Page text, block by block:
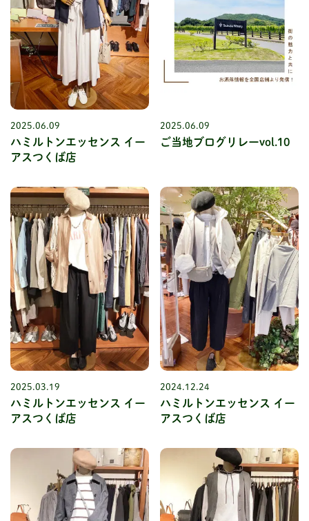
2025.06.09
ハミルトンエッセンス イー
アスつくば店
2025.06.09
ご当地ブログリレーvol.10
2025.03.19
ハミルトンエッセンス イー
アスつくば店
2024.12.24
ハミルトンエッセンス イー
アスつくば店